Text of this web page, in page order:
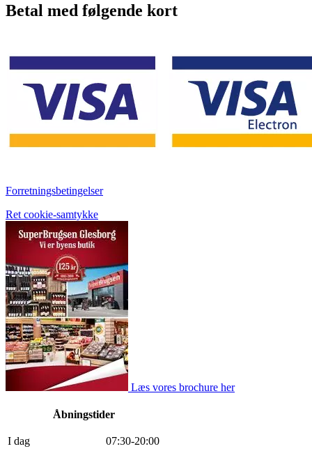
Betal med følgende kort
Forretningsbetingelser
Ret cookie-samtykke
Læs vores brochure her
Åbningstider
I dag 07:30-20:00